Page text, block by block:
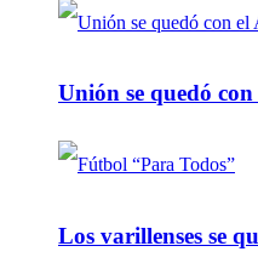
Unión se quedó
Los varillenses se